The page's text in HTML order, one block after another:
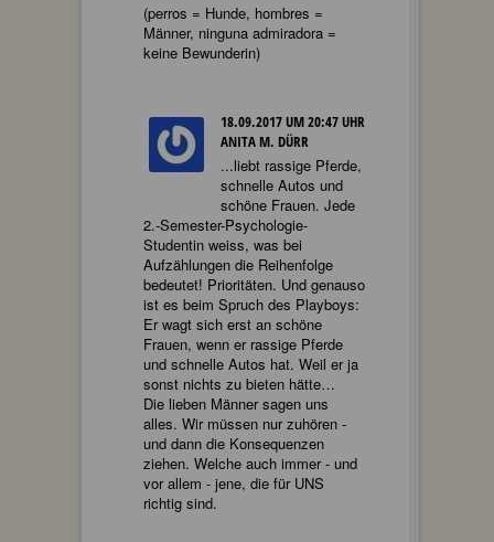
(perros = Hunde, hombres =
Männer, ninguna admiradora =
keine Bewunderin)
18.09.2017 UM 20:47 UHR
ANITA M. DÜRR
...liebt rassige Pferde,
schnelle Autos und
schöne Frauen. Jede
2.-Semester-Psychologie-
Studentin weiss, was bei
Aufzählungen die Reihenfolge
bedeutet! Prioritäten. Und genauso
ist es beim Spruch des Playboys:
Er wagt sich erst an schöne
Frauen, wenn er rassige Pferde
und schnelle Autos hat. Weil er ja
sonst nichts zu bieten hätte…
Die lieben Männer sagen uns
alles. Wir müssen nur zuhören -
und dann die Konsequenzen
ziehen. Welche auch immer - und
vor allem - jene, die für UNS
richtig sind.